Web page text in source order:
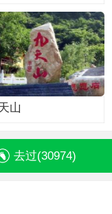
山
去过(30974)